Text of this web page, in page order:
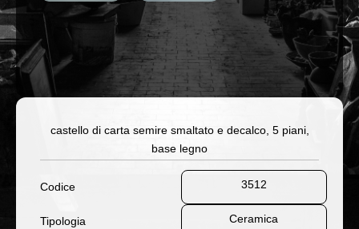
castello di carta semire smaltato e decalco, 5 piani,
base legno
Codice 3512
Tipologia Ceramica